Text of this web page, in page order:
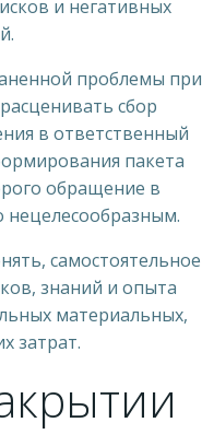
и негативных
проблемы при
сбор
в ответственный
пакета
обращение в
нецелесообразным.
самостоятельное
знаний и опыта
материальных,
затрат.